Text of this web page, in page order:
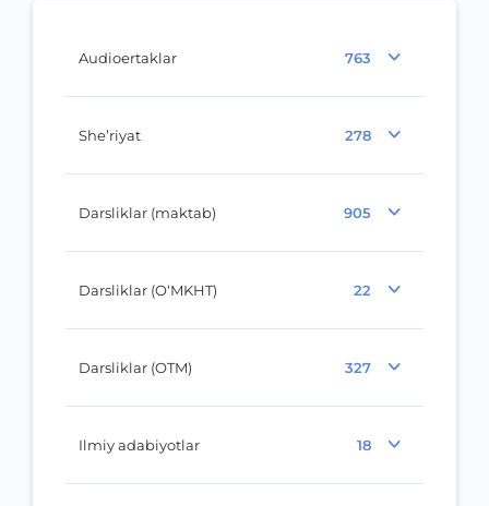
Audioertaklar 763
She’riyat 278
Darsliklar (maktab) 905
Darsliklar (O‘MKHT) 22
Darsliklar (OTM) 327
Ilmiy adabiyotlar 18